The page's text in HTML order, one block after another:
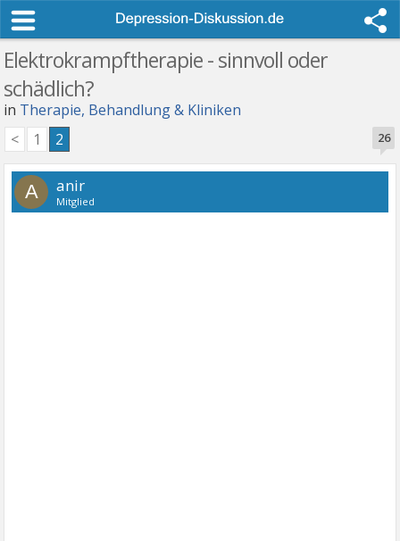
Elektrokrampftherapie - sinnvoll oder
schädlich?
in Therapie, Behandlung & Kliniken
26
< 1 2
A anir
Mitglied